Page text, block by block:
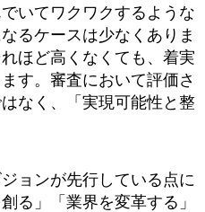
いてワクワクするような
るケースは少なくありま
ほど高くなくても、着実
す。審査において評価さ
なく、「実現可能性と整
ョンが先行している点に
る」「業界を変革する」